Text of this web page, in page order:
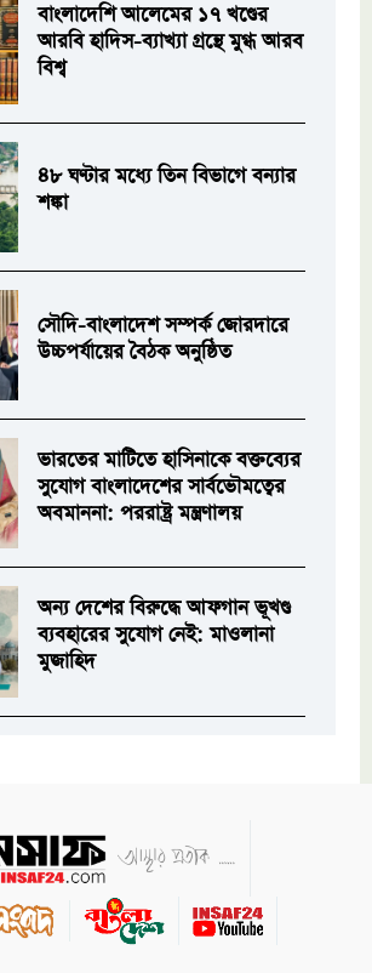
বাংলাদেশি আলেমের ১৭ খণ্ডের
আরবি হাদিস-ব্যাখ্যা গ্রন্থে মুগ্ধ আরব
বিশ্ব
৪৮ ঘণ্টার মধ্যে তিন বিভাগে বন্যার
শঙ্কা
সৌদি-বাংলাদেশ সম্পর্ক জোরদারে
উচ্চপর্যায়ের বৈঠক অনুষ্ঠিত
ভারতের মাটিতে হাসিনাকে বক্তব্যের
সুযোগ বাংলাদেশের সার্বভৌমত্বের
অবমাননা: পররাষ্ট্র মন্ত্রণালয়
অন্য দেশের বিরুদ্ধে আফগান ভূখণ্ড
ব্যবহারের সুযোগ নেই: মাওলানা
মুজাহিদ